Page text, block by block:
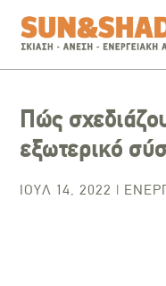
Πώς
εξωτερικό
ΙΟΎΛ 14, 2022 |